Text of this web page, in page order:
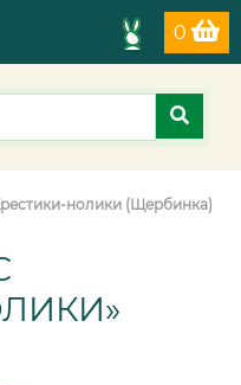
0
нолики (Щербинка)